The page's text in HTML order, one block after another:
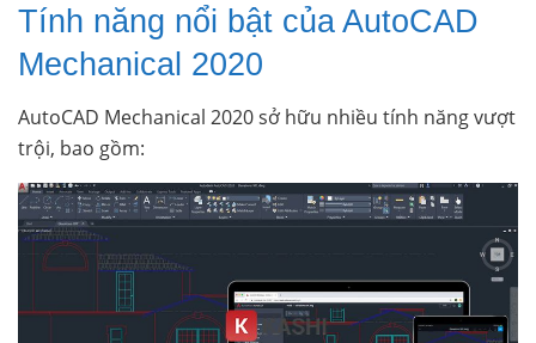
Tính năng nổi bật của AutoCAD
Mechanical 2020
AutoCAD Mechanical 2020 sở hữu nhiều tính năng vượt
trội, bao gồm: